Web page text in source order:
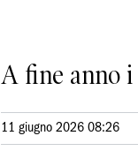
A fine anno i
11 giugno 2026 08:26